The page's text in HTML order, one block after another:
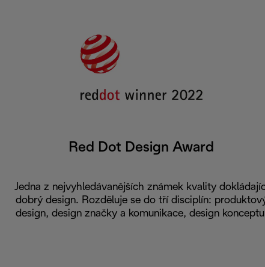
Red Dot Design Award
Jedna z nejvyhledávanějších známek kvality
dobrý design. Rozděluje se do tří disciplín:
design, design značky a komunikace, design